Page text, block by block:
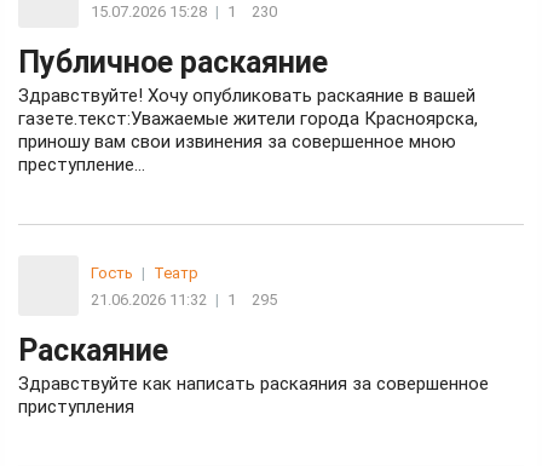
15.07.2026 15:28 | 1 230
Публичное раскаяние
Здравствуйте! Хочу опубликовать раскаяние в вашей
газете.текст:Уважаемые жители города Красноярска,
приношу вам свои извинения за совершенное мною
преступление…
Гость | Театр
21.06.2026 11:32 | 1 295
Раскаяние
Здравствуйте как написать раскаяния за совершенное
приступления